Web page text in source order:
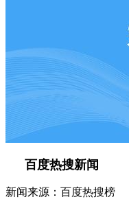
百度热搜新闻
新闻来源：百度热搜榜